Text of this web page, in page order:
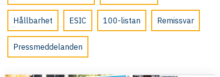
Hållbarhet ESIC 100-listan Remissvar
Pressmeddelanden